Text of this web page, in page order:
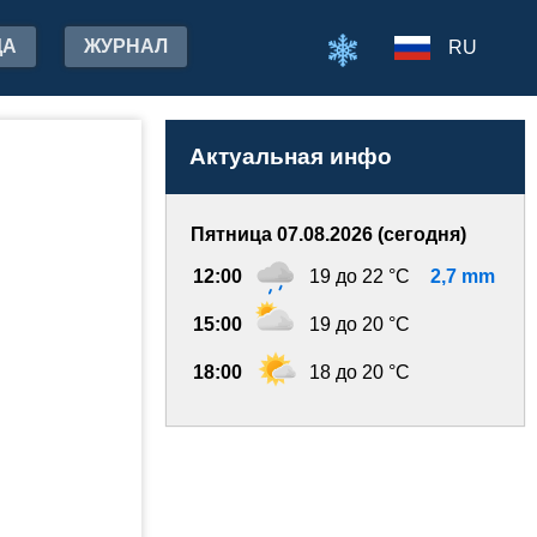
ЖУРНАЛ RU
Актуальная инфо
Пятница 07.08.2026 (сегодня)
12:00 19 до 22 °C 2,7 mm
15:00 19 до 20 °C
18:00 18 до 20 °C